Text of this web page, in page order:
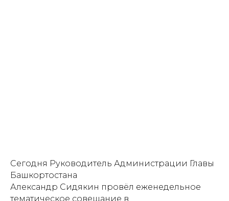
Сегодня Руководитель Администрации Главы
Башкортостана
Александр Сидякин провёл еженедельное
тематическое совещание в